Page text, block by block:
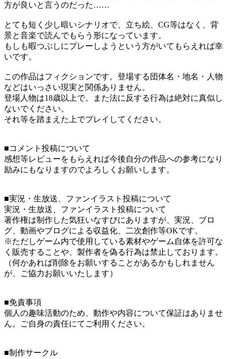
方が良いと言うのだった……
とても短く少し暗いシナリオで、立ち絵、CG等はなく、背
景と音楽で読んでもらう形になっています。
もしも暇つぶしにプレーしようという方がいてもらえれば幸
いです。
この作品はフィクションです。登場する団体名・地名・人物
などはいっさい現実と関係ありません。
登場人物は18歳以上で。また法に反する行為は絶対に真似し
ないでください。
それ等を踏まえた上でプレイしてください。
■コメント投稿について
感想等レビューをもらえれば今後自分の作品への参考になり
励みにもなりますのでよろしくお願いします。
■実況・生放送、ファンイラスト投稿について
実況・生放送、ファンイラスト投稿について
著作権は制作した気狂いなすびにありますが、実況、ブロ
グ、動画やブログによる収益化、二次創作等OKです。
※ただしゲーム内で使用している素材やゲーム自体を許可な
く販売することや、製作者を偽る行為は禁止しております。
（何かあれば削除をお願いすることがあるかもしれません
が、ご協力お願いいたします）
■免責事項
個人の趣味活動のため、動作や内容について保証はありませ
ん。ご自身の責任にてご利用ください。
■制作サークル